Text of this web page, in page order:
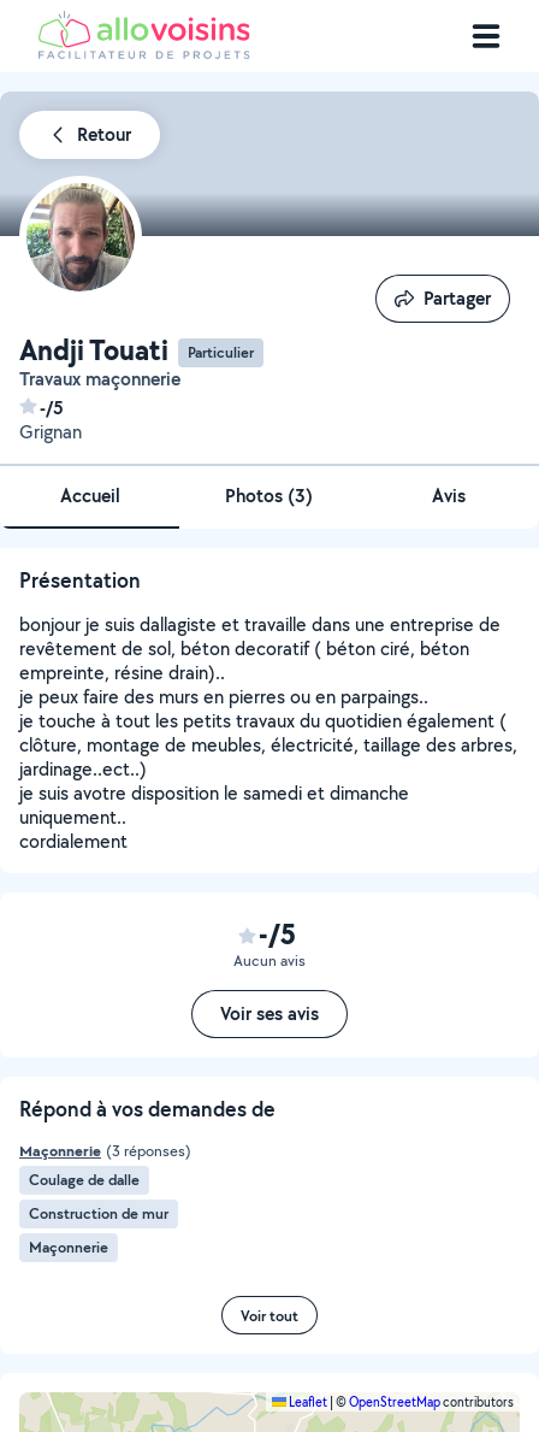
Retour
Andji Touati Particulier
Travaux maçonnerie
-/5
Grignan
Partager
Partager
Accueil Photos (3) Avis
Présentation
bonjour je suis dallagiste et travaille dans une entreprise de
revêtement de sol, béton decoratif ( béton ciré, béton
empreinte, résine drain)..
je peux faire des murs en pierres ou en parpaings..
je touche à tout les petits travaux du quotidien également (
clôture, montage de meubles, électricité, taillage des arbres,
jardinage..ect..)
je suis avotre disposition le samedi et dimanche
uniquement..
cordialement
-/5
Aucun avis
Voir ses avis
Répond à vos demandes de
Maçonnerie (3 réponses)
Coulage de dalle
Construction de mur
Maçonnerie
Voir tout
Leaflet ©OpenStreetMapcontributors